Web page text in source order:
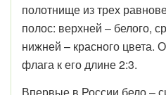
полотнище из трех
полос: верхней – белого,
нижней – красного
флага к его длине 2:3.
Впервые в России бело –